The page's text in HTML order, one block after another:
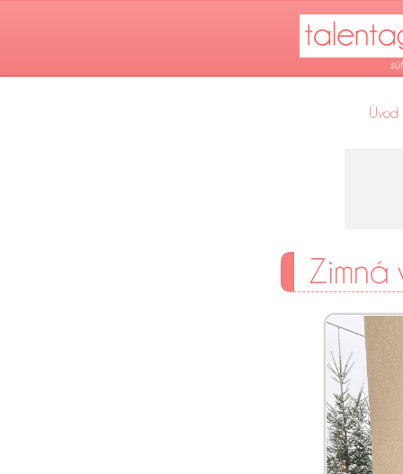
Úvod
Zimná